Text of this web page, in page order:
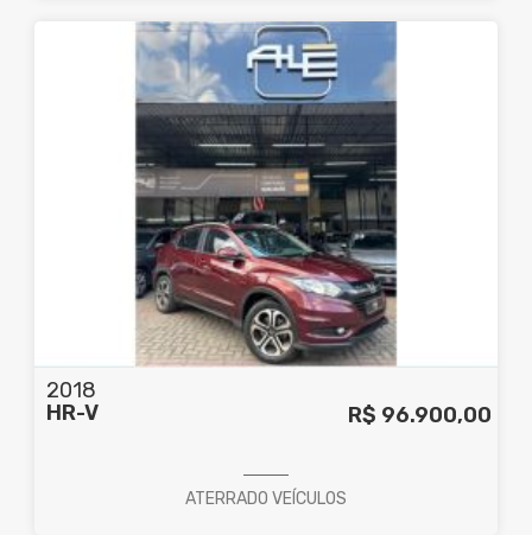
2018
HR-V
R$ 96.900,00
ATERRADO VEÍCULOS